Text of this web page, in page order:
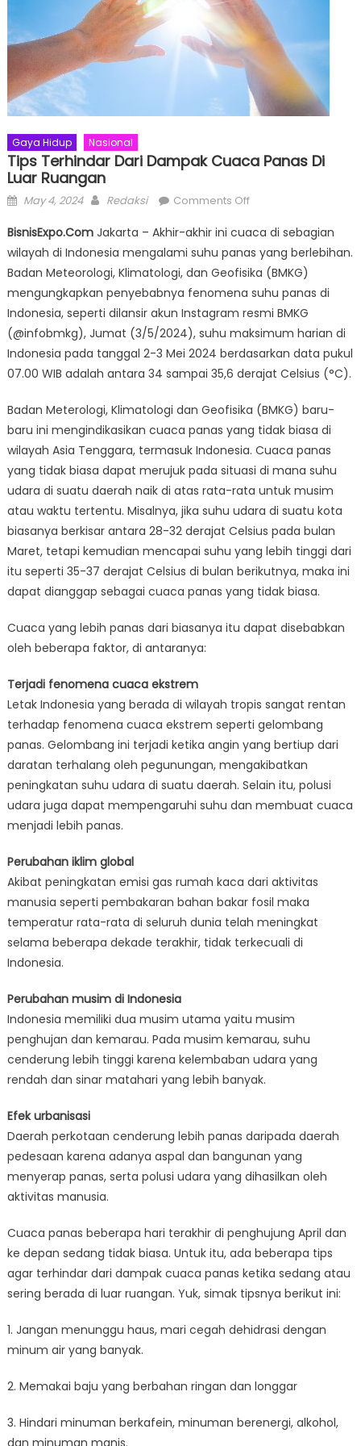
Gaya Hidup Nasional
Tips Terhindar Dari Dampak Cuaca Panas Di
Luar Ruangan
Posted
May 4, 2024 Author
Redaksi Comments Offon
Terhindar
dari
Dampak
Cuaca
Panas
di
Luar
Ruangan
BisnisExpo.Com Jakarta – Akhir-akhir ini cuaca di sebagian
wilayah di Indonesia mengalami suhu panas yang berlebihan.
Badan Meteorologi, Klimatologi, dan Geofisika (BMKG)
mengungkapkan penyebabnya fenomena suhu panas di
Indonesia, seperti dilansir akun Instagram resmi BMKG
(@infobmkg), Jumat (3/5/2024), suhu maksimum harian di
Indonesia pada tanggal 2-3 Mei 2024 berdasarkan data pukul
07.00 WIB adalah antara 34 sampai 35,6 derajat Celsius (°C).
Badan Meterologi, Klimatologi dan Geofisika (BMKG) baru-
baru ini mengindikasikan cuaca panas yang tidak biasa di
wilayah Asia Tenggara, termasuk Indonesia. Cuaca panas
yang tidak biasa dapat merujuk pada situasi di mana suhu
udara di suatu daerah naik di atas rata-rata untuk musim
atau waktu tertentu. Misalnya, jika suhu udara di suatu kota
biasanya berkisar antara 28-32 derajat Celsius pada bulan
Maret, tetapi kemudian mencapai suhu yang lebih tinggi dari
itu seperti 35-37 derajat Celsius di bulan berikutnya, maka ini
dapat dianggap sebagai cuaca panas yang tidak biasa.
Cuaca yang lebih panas dari biasanya itu dapat disebabkan
oleh beberapa faktor, di antaranya:
Terjadi fenomena cuaca ekstrem
Letak Indonesia yang berada di wilayah tropis sangat rentan
terhadap fenomena cuaca ekstrem seperti gelombang
panas. Gelombang ini terjadi ketika angin yang bertiup dari
daratan terhalang oleh pegunungan, mengakibatkan
peningkatan suhu udara di suatu daerah. Selain itu, polusi
udara juga dapat mempengaruhi suhu dan membuat cuaca
menjadi lebih panas.
Perubahan iklim global
Akibat peningkatan emisi gas rumah kaca dari aktivitas
manusia seperti pembakaran bahan bakar fosil maka
temperatur rata-rata di seluruh dunia telah meningkat
selama beberapa dekade terakhir, tidak terkecuali di
Indonesia.
Perubahan musim di Indonesia
Indonesia memiliki dua musim utama yaitu musim
penghujan dan kemarau. Pada musim kemarau, suhu
cenderung lebih tinggi karena kelembaban udara yang
rendah dan sinar matahari yang lebih banyak.
Efek urbanisasi
Daerah perkotaan cenderung lebih panas daripada daerah
pedesaan karena adanya aspal dan bangunan yang
menyerap panas, serta polusi udara yang dihasilkan oleh
aktivitas manusia.
Cuaca panas beberapa hari terakhir di penghujung April dan
ke depan sedang tidak biasa. Untuk itu, ada beberapa tips
agar terhindar dari dampak cuaca panas ketika sedang atau
sering berada di luar ruangan. Yuk, simak tipsnya berikut ini:
1. Jangan menunggu haus, mari cegah dehidrasi dengan
minum air yang banyak.
2. Memakai baju yang berbahan ringan dan longgar
3. Hindari minuman berkafein, minuman berenergi, alkohol,
dan minuman manis.